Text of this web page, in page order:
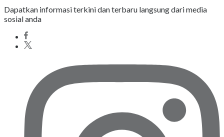
Dapatkan informasi terkini dan terbaru langsung dari media
sosial anda